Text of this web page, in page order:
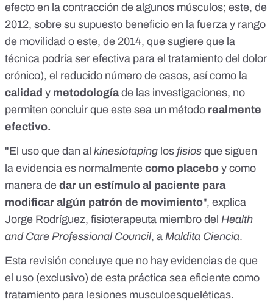
efecto en la contracción de algunos músculos; este, de
2012, sobre su supuesto beneficio en la fuerza y rango
de movilidad o este, de 2014, que sugiere que la
técnica podría ser efectiva para el tratamiento del dolor
crónico), el reducido número de casos, así como la
calidad y metodologíade las investigaciones, no
permiten concluir que este sea un método realmente
efectivo.
"El uso que dan al kinesiotaping los fisios que siguen
la evidencia es normalmente como placebo y como
manera de dar un estímulo al paciente para
modificar algún patrón de movimiento", explica
Jorge Rodríguez, fisioterapeuta miembro del Health
and Care Professional Council, a Maldita Ciencia.
Esta revisión concluye que no hay evidencias de que
el uso (exclusivo) de esta práctica sea eficiente como
tratamiento para lesiones musculoesqueléticas.